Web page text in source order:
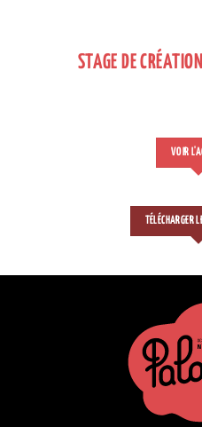
STAGE DE
VOIR
TÉLÉCHARGER